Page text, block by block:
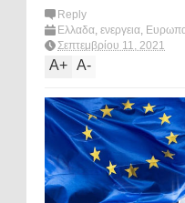
Reply
Ελλαδα, ενεργεια,
μονοπωλια,πολιτική,
Σεπτεμβρίου 11, 2021
A+ A-